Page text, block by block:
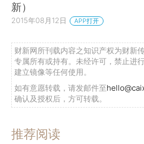
新）
2015年08月12日 APP打开
财新网所刊载内容之知识产权为财新
专属所有或持有。未经许可，禁止进
建立镜像等任何使用。
如有意愿转载，请发邮件至
确认及授权后，方可转载。
推荐阅读